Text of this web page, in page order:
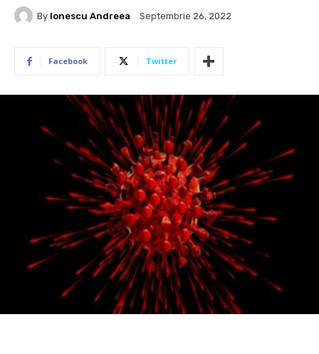
By Ionescu Andreea Septembrie 26, 2022
Facebook Twitter